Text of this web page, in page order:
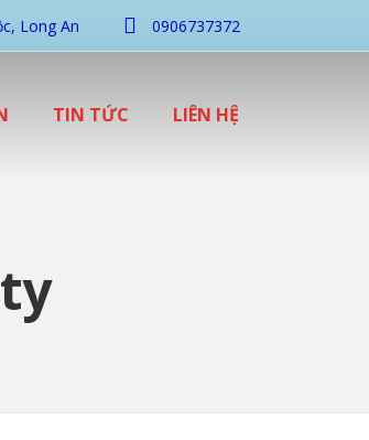
Long An 0906737372
TIN TỨC LIÊN HỆ